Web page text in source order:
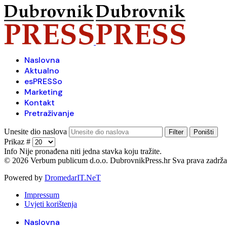
Naslovna
Aktualno
esPRESSo
Marketing
Kontakt
Pretraživanje
Unesite dio naslova Filter Poništi
Prikaz #
Info Nije pronađena niti jedna stavka koju tražite.
© 2026 Verbum publicum d.o.o. DubrovnikPress.hr Sva prava
Powered by DromedarIT.NeT
Impressum
Uvjeti korištenja
Naslovna